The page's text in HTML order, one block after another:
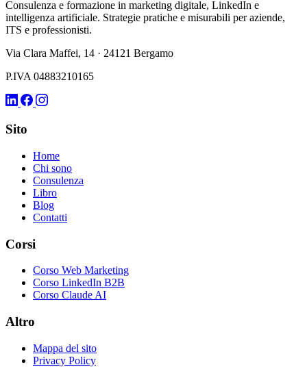
Consulenza e formazione in marketing digitale, LinkedIn e
intelligenza artificiale. Strategie pratiche e misurabili per aziende,
ITS e professionisti.
Via Clara Maffei, 14 · 24121 Bergamo
P.IVA 04883210165
Sito
Home
Chi sono
Consulenza
Libro
Blog
Contatti
Corsi
Corso Web Marketing
Corso LinkedIn B2B
Corso Claude AI
Altro
Mappa del sito
Privacy Policy